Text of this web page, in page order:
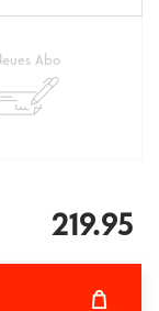
Abo
219.95